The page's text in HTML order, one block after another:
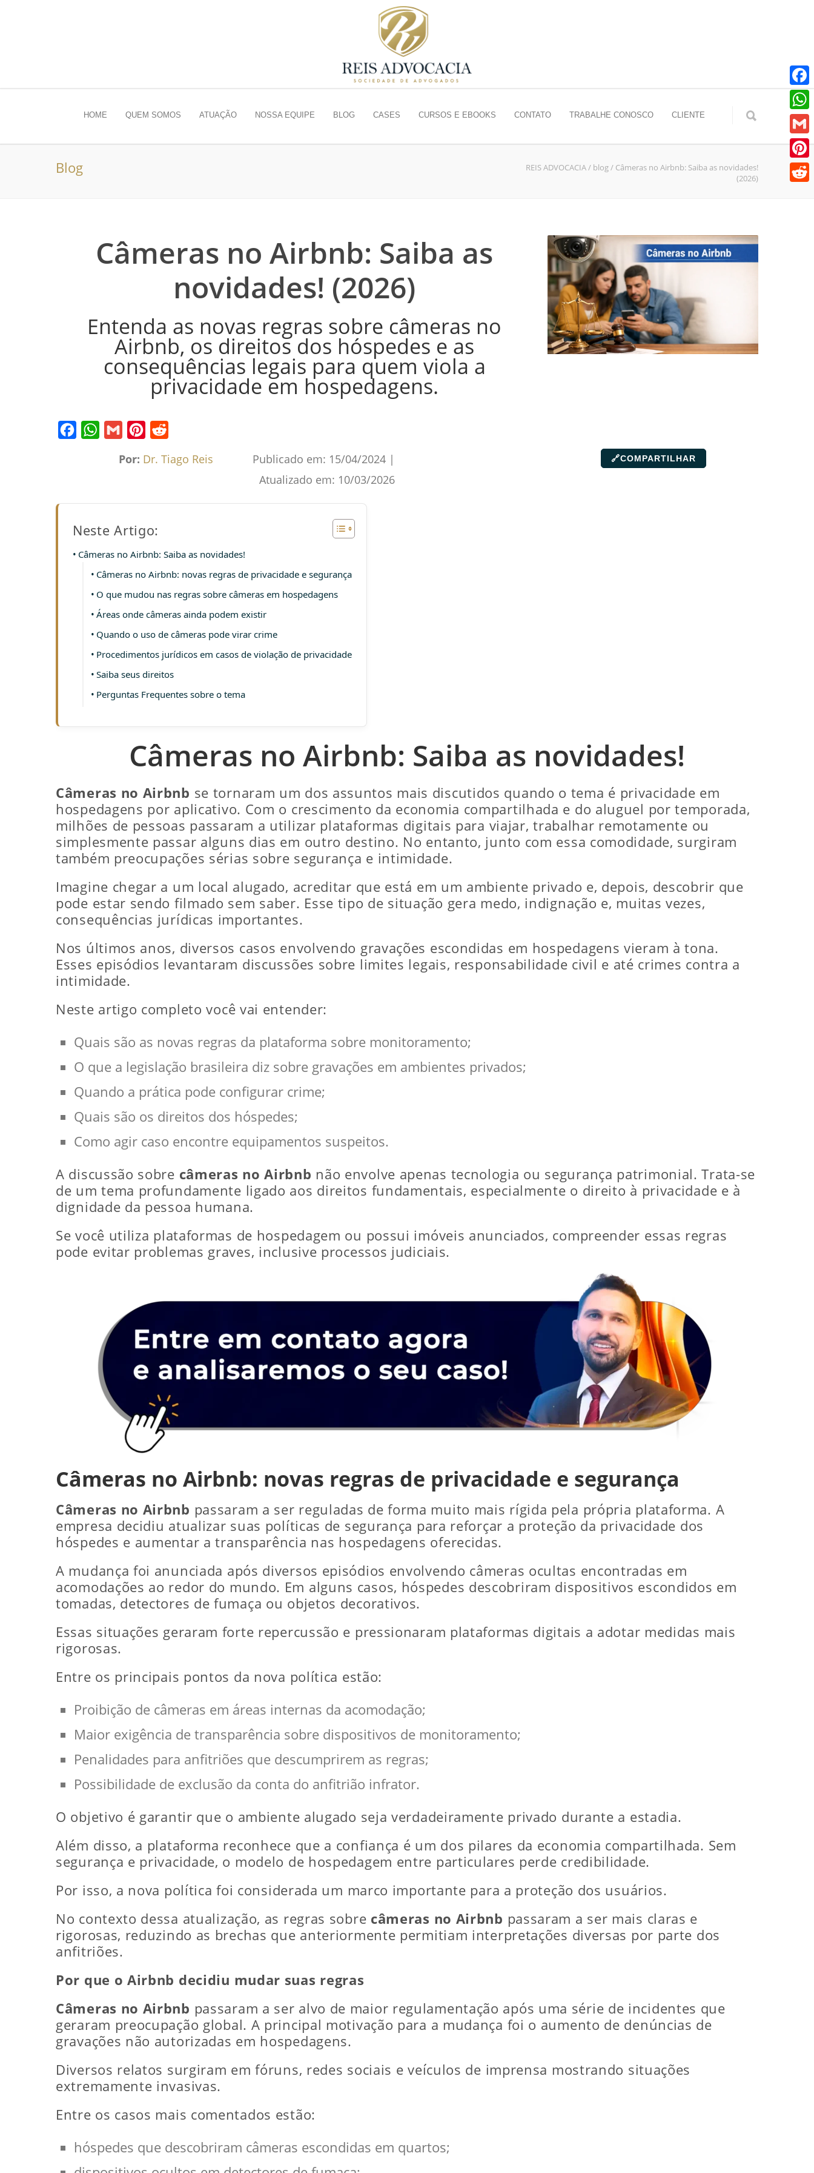
HOME QUEM SOMOS ATUAÇÃO NOSSA EQUIPE BLOG CASES CURSOS E EBOOKS CONTATO TRABALHE CONOSCO CLIENTE
Blog REIS ADVOCACIA/ blog/ Câmeras no Airbnb: Saiba as novidades!
(2026)
Câmeras no Airbnb: Saiba as
novidades! (2026)
Entenda as novas regras sobre câmeras no
Airbnb, os direitos dos hóspedes e as
consequências legais para quem viola a
privacidade em hospedagens.
Por: Dr. Tiago Reis Publicado em: 15/04/2024 |
Atualizado em: 10/03/2026
🔗COMPARTILHAR
Neste Artigo:
Câmeras no Airbnb: Saiba as novidades!
Câmeras no Airbnb: novas regras de privacidade e segurança
O que mudou nas regras sobre câmeras em hospedagens
Áreas onde câmeras ainda podem existir
Quando o uso de câmeras pode virar crime
Procedimentos jurídicos em casos de violação de privacidade
Saiba seus direitos
Perguntas Frequentes sobre o tema
Câmeras no Airbnb: Saiba as novidades!
Câmeras no Airbnb se tornaram um dos assuntos mais discutidos quando o tema é privacidade em
hospedagens por aplicativo. Com o crescimento da economia compartilhada e do aluguel por temporada,
milhões de pessoas passaram a utilizar plataformas digitais para viajar, trabalhar remotamente ou
simplesmente passar alguns dias em outro destino. No entanto, junto com essa comodidade, surgiram
também preocupações sérias sobre segurança e intimidade.
Imagine chegar a um local alugado, acreditar que está em um ambiente privado e, depois, descobrir que
pode estar sendo filmado sem saber. Esse tipo de situação gera medo, indignação e, muitas vezes,
consequências jurídicas importantes.
Nos últimos anos, diversos casos envolvendo gravações escondidas em hospedagens vieram à tona.
Esses episódios levantaram discussões sobre limites legais, responsabilidade civil e até crimes contra a
intimidade.
Neste artigo completo você vai entender:
Quais são as novas regras da plataforma sobre monitoramento;
O que a legislação brasileira diz sobre gravações em ambientes privados;
Quando a prática pode configurar crime;
Quais são os direitos dos hóspedes;
Como agir caso encontre equipamentos suspeitos.
A discussão sobre câmeras no Airbnb não envolve apenas tecnologia ou segurança patrimonial. Trata-se
de um tema profundamente ligado aos direitos fundamentais, especialmente o direito à privacidade e à
dignidade da pessoa humana.
Se você utiliza plataformas de hospedagem ou possui imóveis anunciados, compreender essas regras
pode evitar problemas graves, inclusive processos judiciais.
Câmeras no Airbnb: novas regras de privacidade e segurança
Câmeras no Airbnb passaram a ser reguladas de forma muito mais rígida pela própria plataforma. A
empresa decidiu atualizar suas políticas de segurança para reforçar a proteção da privacidade dos
hóspedes e aumentar a transparência nas hospedagens oferecidas.
A mudança foi anunciada após diversos episódios envolvendo câmeras ocultas encontradas em
acomodações ao redor do mundo. Em alguns casos, hóspedes descobriram dispositivos escondidos em
tomadas, detectores de fumaça ou objetos decorativos.
Essas situações geraram forte repercussão e pressionaram plataformas digitais a adotar medidas mais
rigorosas.
Entre os principais pontos da nova política estão:
Proibição de câmeras em áreas internas da acomodação;
Maior exigência de transparência sobre dispositivos de monitoramento;
Penalidades para anfitriões que descumprirem as regras;
Possibilidade de exclusão da conta do anfitrião infrator.
O objetivo é garantir que o ambiente alugado seja verdadeiramente privado durante a estadia.
Além disso, a plataforma reconhece que a confiança é um dos pilares da economia compartilhada. Sem
segurança e privacidade, o modelo de hospedagem entre particulares perde credibilidade.
Por isso, a nova política foi considerada um marco importante para a proteção dos usuários.
No contexto dessa atualização, as regras sobre câmeras no Airbnb passaram a ser mais claras e
rigorosas, reduzindo as brechas que anteriormente permitiam interpretações diversas por parte dos
anfitriões.
Por que o Airbnb decidiu mudar suas regras
Câmeras no Airbnb passaram a ser alvo de maior regulamentação após uma série de incidentes que
geraram preocupação global. A principal motivação para a mudança foi o aumento de denúncias de
gravações não autorizadas em hospedagens.
Diversos relatos surgiram em fóruns, redes sociais e veículos de imprensa mostrando situações
extremamente invasivas.
Entre os casos mais comentados estão:
hóspedes que descobriram câmeras escondidas em quartos;
Gmail